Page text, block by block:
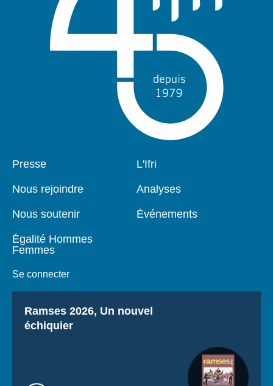
Pied
Presse
Nous rejoindre
Nous soutenir
Égalité Hommes
Femmes
Se connecter
Navigation
L'Ifri
Analyses
Événements
Titre
Ramses 2026, Un nouvel
échiquier